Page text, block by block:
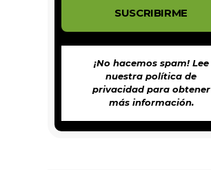
¡No hacemos spam! Lee
nuestra política de
privacidadpara obtener
más información.